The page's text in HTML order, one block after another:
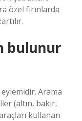
özel fırınlarda
bulunur
Arama
(altın, bakır,
kullanan